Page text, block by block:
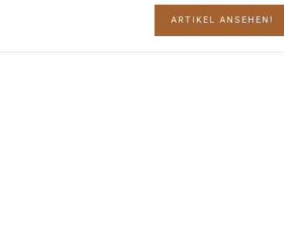
ARTIKEL ANSEHEN!